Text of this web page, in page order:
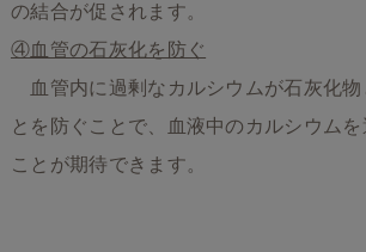
の結合が促されます。
④血管の石灰化を防ぐ
血管内に過剰なカルシウムが石灰化物
とを防ぐことで、血液中のカルシウム
ことが期待できます。